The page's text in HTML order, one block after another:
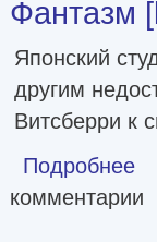
Фантазм
Японский
другим
Витсберри к
Подробнее о
комментарии